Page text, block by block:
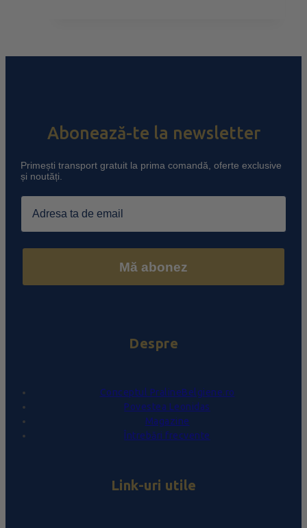
Abonează-te la newsletter
Primești transport gratuit la prima comandă, oferte exclusive
și noutăți.
Email
Mă abonez
Despre
Conceptul PralineBelgiene.ro
Povestea Leonidas
Magazine
Întrebări frecvente
Link-uri utile